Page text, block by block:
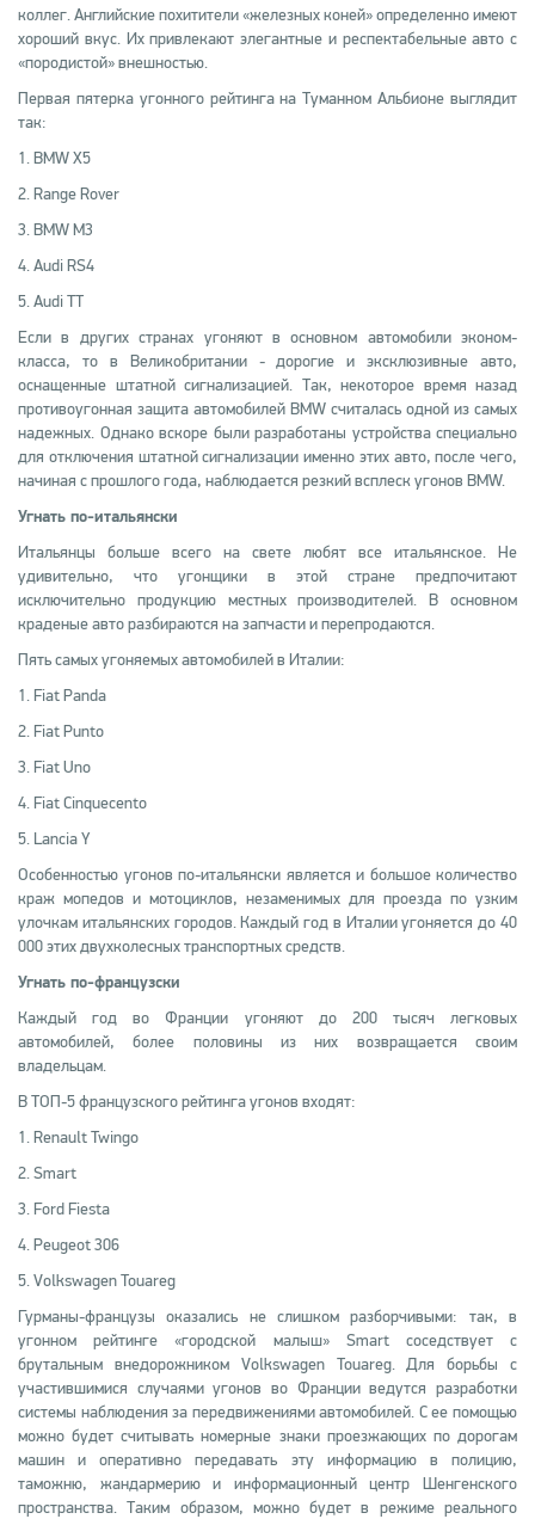
коллег. Английские похитители «железных коней» определенно имеют
хороший вкус. Их привлекают элегантные и респектабельные авто с
«породистой» внешностью.
Первая пятерка угонного рейтинга на Туманном Альбионе выглядит
так:
1. BMW X5
2. Range Rover
3. BMW M3
4. Audi RS4
5. Audi TT
Если в других странах угоняют в основном автомобили эконом-
класса, то в Великобритании - дорогие и эксклюзивные авто,
оснащенные штатной сигнализацией. Так, некоторое время назад
противоугонная защита автомобилей BMW считалась одной из самых
надежных. Однако вскоре были разработаны устройства специально
для отключения штатной сигнализации именно этих авто, после чего,
начиная с прошлого года, наблюдается резкий всплеск угонов BMW.
Угнать по-итальянски
Итальянцы больше всего на свете любят все итальянское. Не
удивительно, что угонщики в этой стране предпочитают
исключительно продукцию местных производителей. В основном
краденые авто разбираются на запчасти и перепродаются.
Пять самых угоняемых автомобилей в Италии:
1. Fiat Panda
2. Fiat Punto
3. Fiat Uno
4. Fiat Cinquecento
5. Lancia Y
Особенностью угонов по-итальянски является и большое количество
краж мопедов и мотоциклов, незаменимых для проезда по узким
улочкам итальянских городов. Каждый год в Италии угоняется до 40
000 этих двухколесных транспортных средств.
Угнать по-французски
Каждый год во Франции угоняют до 200 тысяч легковых
автомобилей, более половины из них возвращается своим
владельцам.
В ТОП-5 французского рейтинга угонов входят:
1. Renault Twingo
2. Smart
3. Ford Fiesta
4. Peugeot 306
5. Volkswagen Touareg
Гурманы-французы оказались не слишком разборчивыми: так, в
угонном рейтинге «городской малыш» Smart соседствует с
брутальным внедорожником Volkswagen Touareg. Для борьбы с
участившимися случаями угонов во Франции ведутся разработки
системы наблюдения за передвижениями автомобилей. С ее помощью
можно будет считывать номерные знаки проезжающих по дорогам
машин и оперативно передавать эту информацию в полицию,
таможню, жандармерию и информационный центр Шенгенского
пространства. Таким образом, можно будет в режиме реального